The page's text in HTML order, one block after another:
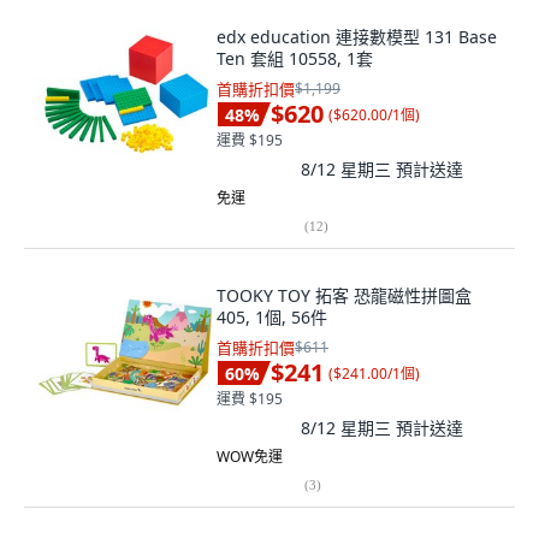
edx education 連接數模型 131 Base
Ten 套組 10558, 1套
首購折扣價$1,199
48% $620 ($620.00/1個)
運費 $195
8/12 星期三 預計送達
免運
(12)
TOOKY TOY 拓客 恐龍磁性拼圖盒
405, 1個, 56件
首購折扣價$611
60% $241 ($241.00/1個)
運費 $195
8/12 星期三 預計送達
WOW免運
(3)